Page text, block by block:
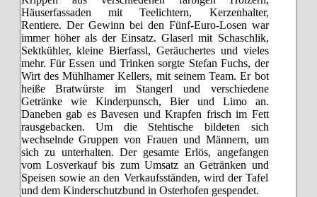
Häuserfassaden mit Teelichtern, Kerzenhalter,
Rentiere. Der Gewinn bei den Fünf-Euro-Losen war
immer höher als der Einsatz. Glaserl mit Schaschlik,
Sektkühler, kleine Bierfassl, Geräuchertes und vieles
mehr. Für Essen und Trinken sorgte Stefan Fuchs, der
Wirt des Mühlhamer Kellers, mit seinem Team. Er bot
heiße Bratwürste im Stangerl und verschiedene
Getränke wie Kinderpunsch, Bier und Limo an.
Daneben gab es Bavesen und Krapfen frisch im Fett
rausgebacken. Um die Stehtische bildeten sich
wechselnde Gruppen von Frauen und Männern, um
sich zu unterhalten. Der gesamte Erlös, angefangen
vom Losverkauf bis zum Umsatz an Getränken und
Speisen sowie an den Verkaufsständen, wird der Tafel
und dem Kinderschutzbund in Osterhofen gespendet.